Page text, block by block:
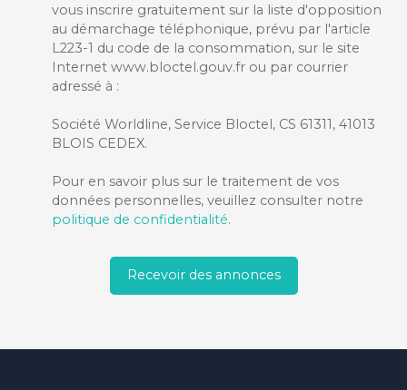
vous inscrire gratuitement sur la liste d'opposition
au démarchage téléphonique, prévu par l'article
L223-1 du code de la consommation, sur le site
Internet www.bloctel.gouv.fr ou par courrier
adressé à :
Société Worldline, Service Bloctel, CS 61311, 41013
BLOIS CEDEX.
Pour en savoir plus sur le traitement de vos
données personnelles, veuillez consulter notre
politique de confidentialité.
Recevoir des annonces